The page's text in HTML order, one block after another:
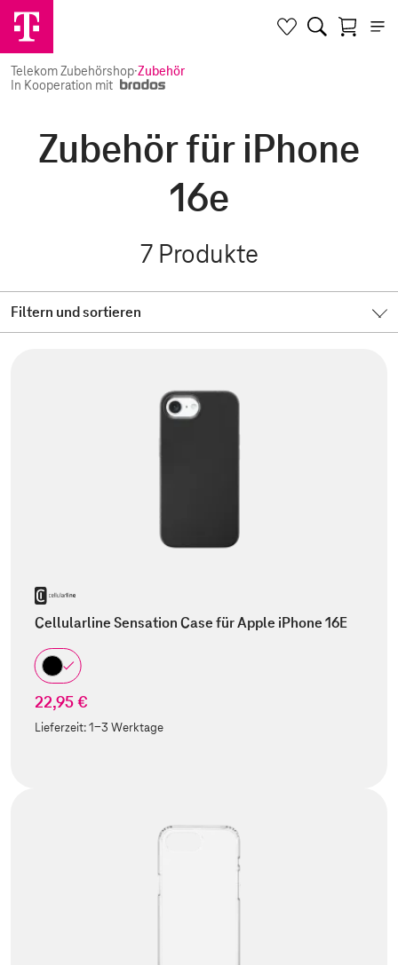
Telekom Zubehörshop·Zubehör
In Kooperation mit
Zubehör für iPhone
16e
7 Produkte
Filtern und sortieren
Cellularline Sensation Case für Apple iPhone 16E
22,95 €
Lieferzeit:1-3 Werktage